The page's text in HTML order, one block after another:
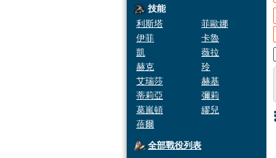
技能
利斯塔
菲歐娜
伊菲
卡魯
凱
薇拉
赫克
玲
艾瑞莎
赫基
蒂莉亞
彌莉
葛嵐頓
繆兒
蓓爾
全部戰役列表